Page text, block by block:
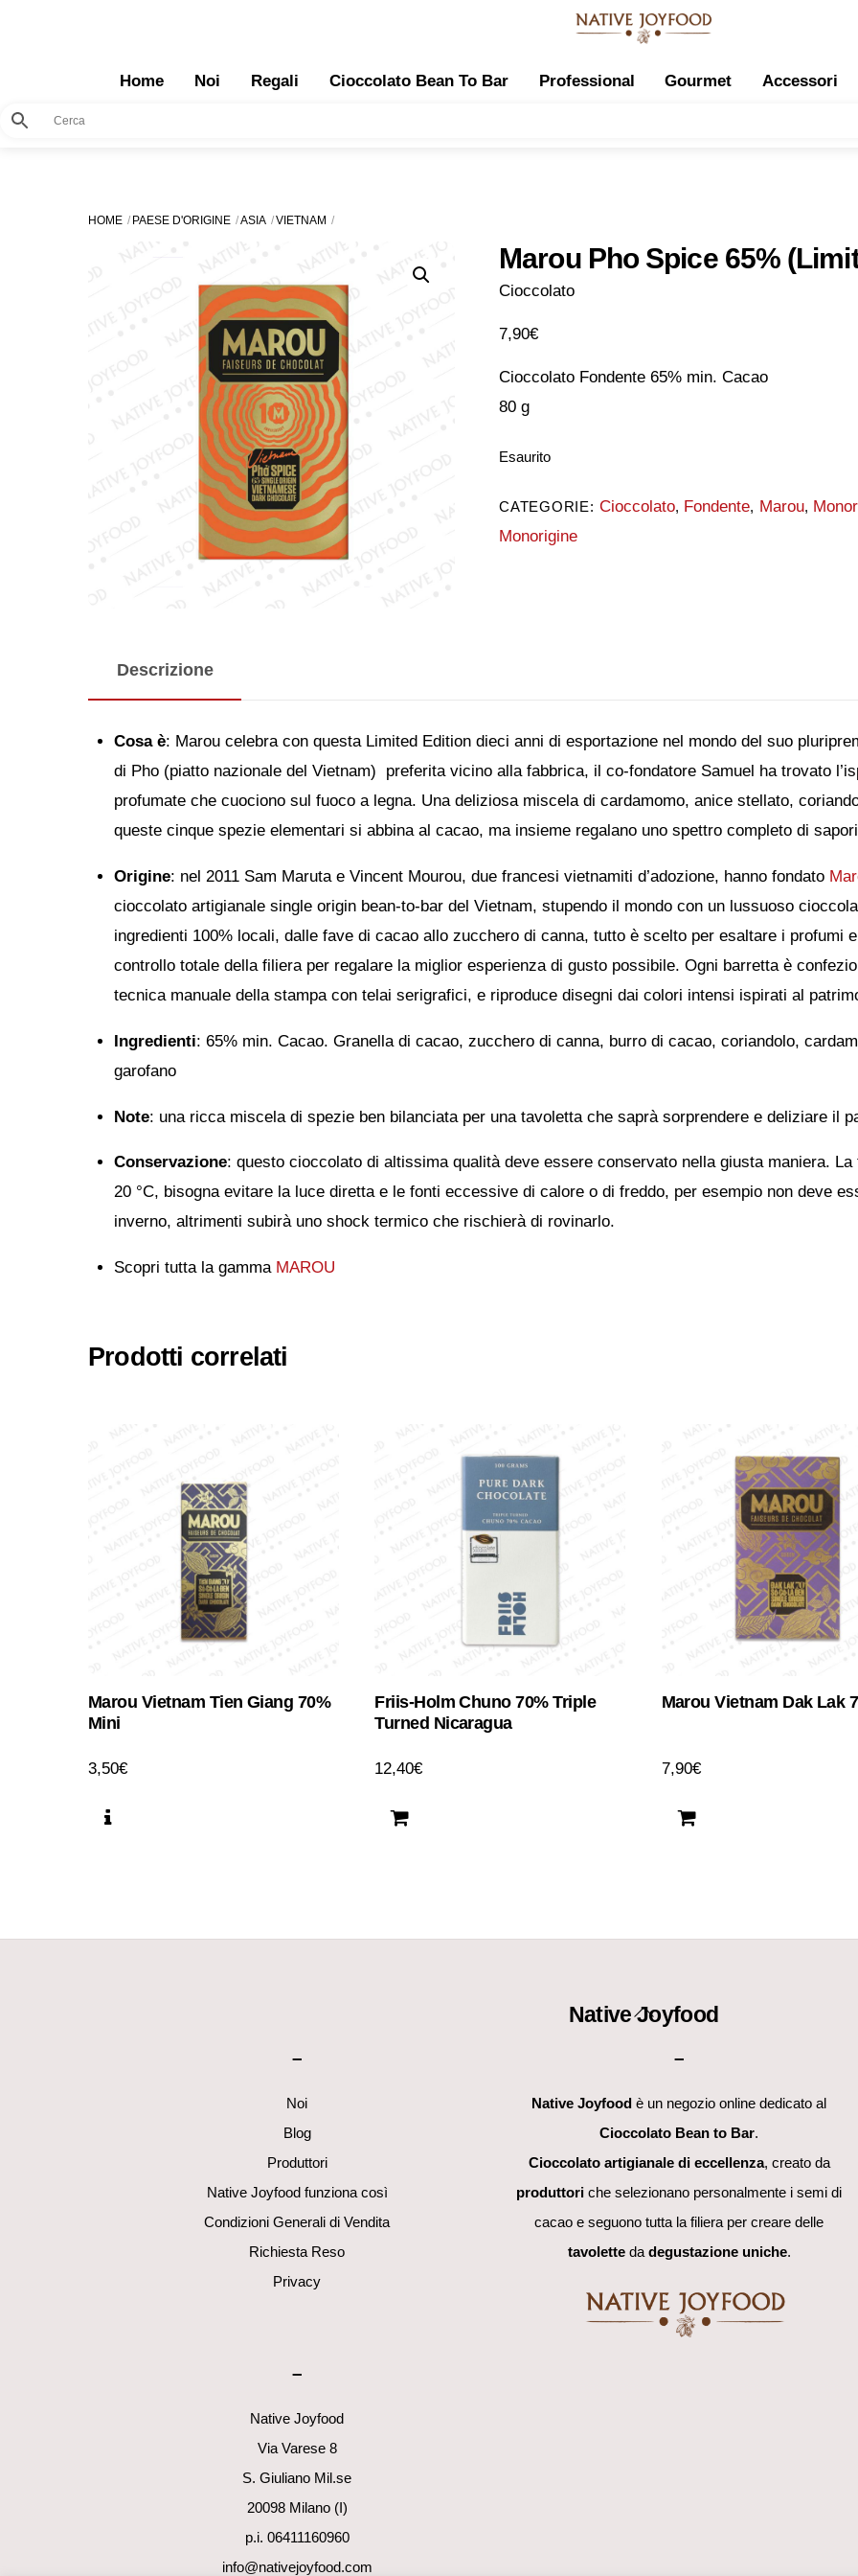
Home Noi Regali Cioccolato Bean To Bar Professional Gourmet Accessori
HOME PAESE D'ORIGINE ASIA VIETNAM
Marou Pho Spice 65%
Cioccolato
7,90€
Cioccolato Fondente 65% min. Cacao
80 g
Esaurito
CATEGORIE: Cioccolato, Fondente, Marou,
Monorigine
Descrizione
Cosa è: Marou celebra con questa Limited Edition dieci anni di esportazione nel mondo del suo
di Pho (piatto nazionale del Vietnam) preferita vicino alla fabbrica, il co-fondatore Samuel ha trovato
profumate che cuociono sul fuoco a legna. Una deliziosa miscela di cardamomo, anice stellato,
queste cinque spezie elementari si abbina al cacao, ma insieme regalano uno spettro completo di
Origine: nel 2011 Sam Maruta e Vincent Mourou, due francesi vietnamiti d’adozione, hanno fondato
cioccolato artigianale single origin bean-to-bar del Vietnam, stupendo il mondo con un lussuoso
ingredienti 100% locali, dalle fave di cacao allo zucchero di canna, tutto è scelto per esaltare i profumi
controllo totale della filiera per regalare la miglior esperienza di gusto possibile. Ogni barretta è
tecnica manuale della stampa con telai serigrafici, e riproduce disegni dai colori intensi ispirati al
Ingredienti: 65% min. Cacao. Granella di cacao, zucchero di canna, burro di cacao, coriandolo,
garofano
Note: una ricca miscela di spezie ben bilanciata per una tavoletta che saprà sorprendere e deliziare il
Conservazione: questo cioccolato di altissima qualità deve essere conservato nella giusta maniera.
20 °C, bisogna evitare la luce diretta e le fonti eccessive di calore o di freddo, per esempio non deve
inverno, altrimenti subirà uno shock termico che rischierà di rovinarlo.
Scopri tutta la gamma MAROU
Prodotti correlati
Marou Vietnam Tien Giang 70%
Mini
3,50€
Friis-Holm Chuno 70% Triple
Turned Nicaragua
12,40€
Marou Vietnam Dak Lak
7,90€
Back
Native Joyfood
–
Noi
Blog
Produttori
Native Joyfood funziona così
Condizioni Generali di Vendita
Richiesta Reso
Privacy
–
Native Joyfood è un negozio online dedicato al
Cioccolato Bean to Bar.
Cioccolato artigianale di eccellenza, creato da
produttori che selezionano personalmente i semi di
cacao e seguono tutta la filiera per creare delle
tavoletteda degustazione uniche.
–
Native Joyfood
Via Varese 8
S. Giuliano Mil.se
20098 Milano (I)
p.i. 06411160960
info@nativejoyfood.com